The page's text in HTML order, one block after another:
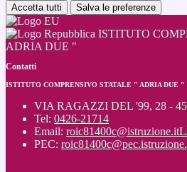
Accetta tutti Salva le preferenze
ISTITUTO
ADRIA DUE "
Contatti
ISTITUTO COMPRENSIVO STATALE " ADRIA DUE "
VIA RAGAZZI DEL '99, 28 -
Tel: 0426-21714
Email: roic81400c@istruzione.it
PEC: